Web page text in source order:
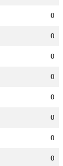
0
0
0
0
0
0
0
0